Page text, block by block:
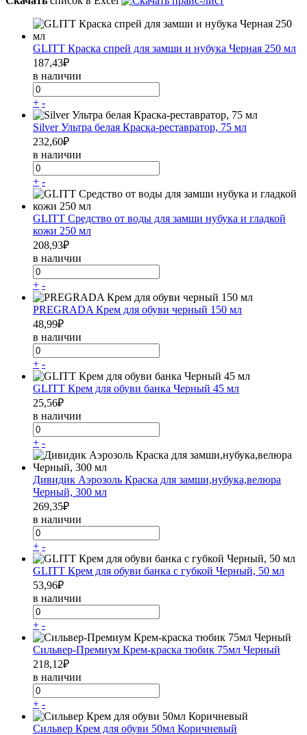
GLITT Краска спрей для замши и нубука Черная 250 мл
187,43₽
в наличии
+ -
Silver Ультра белая Краска-реставратор, 75 мл
232,60₽
в наличии
+ -
GLITT Средство от воды для замши нубука и гладкой
кожи 250 мл
208,93₽
в наличии
+ -
PREGRADA Крем для обуви черный 150 мл
48,99₽
в наличии
+ -
GLITT Крем для обуви банка Черный 45 мл
25,56₽
в наличии
+ -
Дивидик Аэрозоль Краска для замши,нубука,велюра
Черный, 300 мл
269,35₽
в наличии
+ -
GLITT Крем для обуви банка с губкой Черный, 50 мл
53,96₽
в наличии
+ -
Сильвер-Премиум Крем-краска тюбик 75мл Черный
218,12₽
в наличии
+ -
Сильвер Крем для обуви 50мл Коричневый